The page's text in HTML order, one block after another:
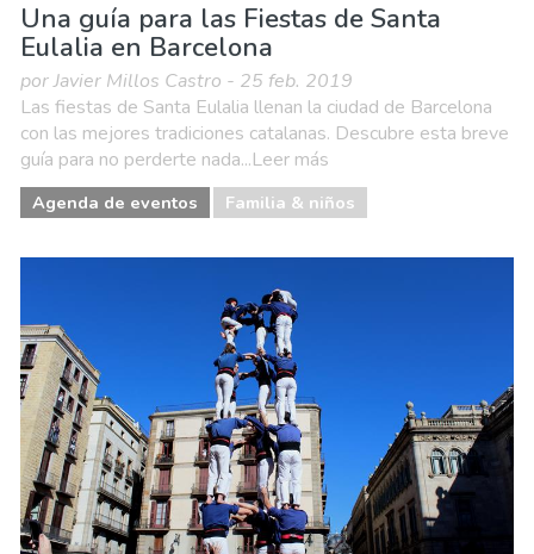
Una guía para las Fiestas de Santa
Eulalia en Barcelona
por Javier Millos Castro - 25 feb. 2019
Las fiestas de Santa Eulalia llenan la ciudad de Barcelona
con las mejores tradiciones catalanas. Descubre esta breve
guía para no perderte nada...Leer más
Agenda de eventos Familia & niños